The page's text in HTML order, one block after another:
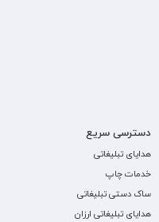
دسترسی سریع
هدایای تبلیغاتی
خدمات چاپ
ساک دستی تبلیغاتی
هدایای تبلیغاتی ارزان